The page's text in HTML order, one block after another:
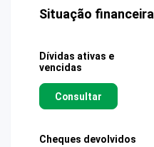
Situação financeira
Dívidas ativas e
vencidas
Consultar
Cheques devolvidos